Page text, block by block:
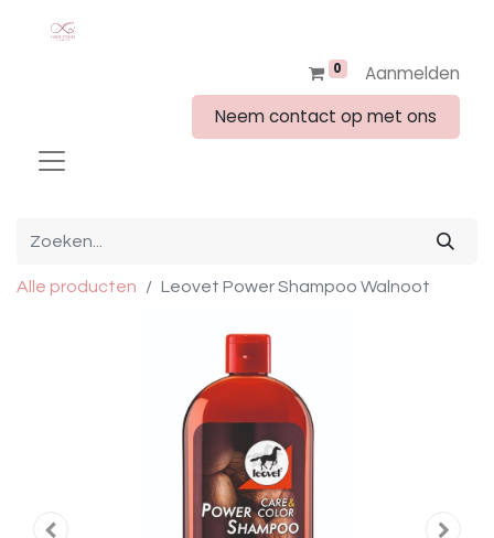
0
Aanmelden
Neem contact op met ons
Alle producten Leovet Power Shampoo Walnoot